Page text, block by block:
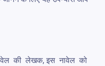
की  लेखक, इस  नावेल  को